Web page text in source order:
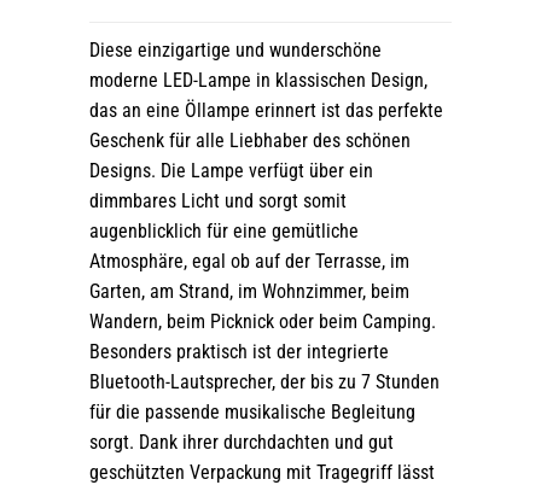
Diese einzigartige und wunderschöne
moderne LED-Lampe in klassischen Design,
das an eine Öllampe erinnert ist das perfekte
Geschenk für alle Liebhaber des schönen
Designs. Die Lampe verfügt über ein
dimmbares Licht und sorgt somit
augenblicklich für eine gemütliche
Atmosphäre, egal ob auf der Terrasse, im
Garten, am Strand, im Wohnzimmer, beim
Wandern, beim Picknick oder beim Camping.
Besonders praktisch ist der integrierte
Bluetooth-Lautsprecher, der bis zu 7 Stunden
für die passende musikalische Begleitung
sorgt. Dank ihrer durchdachten und gut
geschützten Verpackung mit Tragegriff lässt